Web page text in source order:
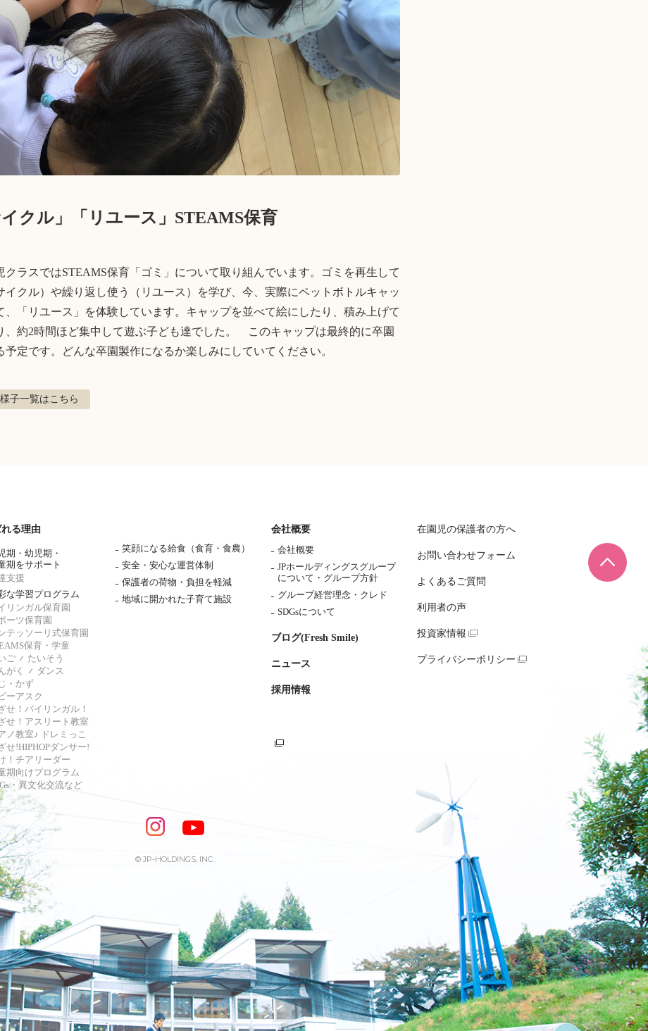
イクル」「リユース」STEAMS保育
クラスではSTEAMS保育「ゴミ」について取り組んでいます。ゴミを再生して
イクル）や繰り返し使う（リユース）を学び、今、実際にペットボトルキャッ
、「リユース」を体験しています。キャップを並べて絵にしたり、積み上げて
、約2時間ほど集中して遊ぶ子ども達でした。　このキャップは最終的に卒園
予定です。どんな卒園製作になるか楽しみにしていてください。
子一覧はこちら
ページ
る理由
期・幼児期・
期をサポート
支援
な学習プログラム
リンガル保育園
ーツ保育園
テッソーリ式保育園
保育・学童
ご
たいそう
がく
ダンス
・かず
ーアスク
せ！バイリンガル！
せ！アスリート教室
ノ教室♪ ドレミっこ
せ!HIPHOPダンサー!
！チアリーダー
期向けプログラム
・異文化交流など
笑顔になる給食（食育・食農）
安全・安心な運営体制
保護者の荷物・負担を軽減
地域に開かれた子育て施設
会社概要
会社概要
JPホールディングスグループ
について・ グループ方針
グループ経営理念・クレド
SDGsについて
ブログ(Fresh Smile)
ニュース
採用情報
在園児の保護者の方へ
お問い合わせフォーム
よくあるご質問
利用者の声
投資家情報
プライバシーポリシー
© JP-HOLDINGS, INC.